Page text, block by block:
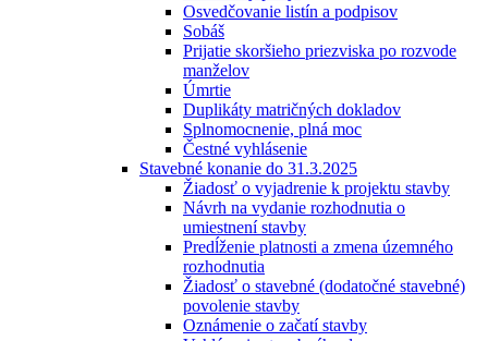
Osvedčovanie listín a podpisov
Sobáš
Prijatie skoršieho priezviska po rozvode
manželov
Úmrtie
Duplikáty matričných dokladov
Splnomocnenie, plná moc
Čestné vyhlásenie
Stavebné konanie do 31.3.2025
Žiadosť o vyjadrenie k projektu stavby
Návrh na vydanie rozhodnutia o
umiestnení stavby
Predĺženie platnosti a zmena územného
rozhodnutia
Žiadosť o stavebné (dodatočné stavebné)
povolenie stavby
Oznámenie o začatí stavby